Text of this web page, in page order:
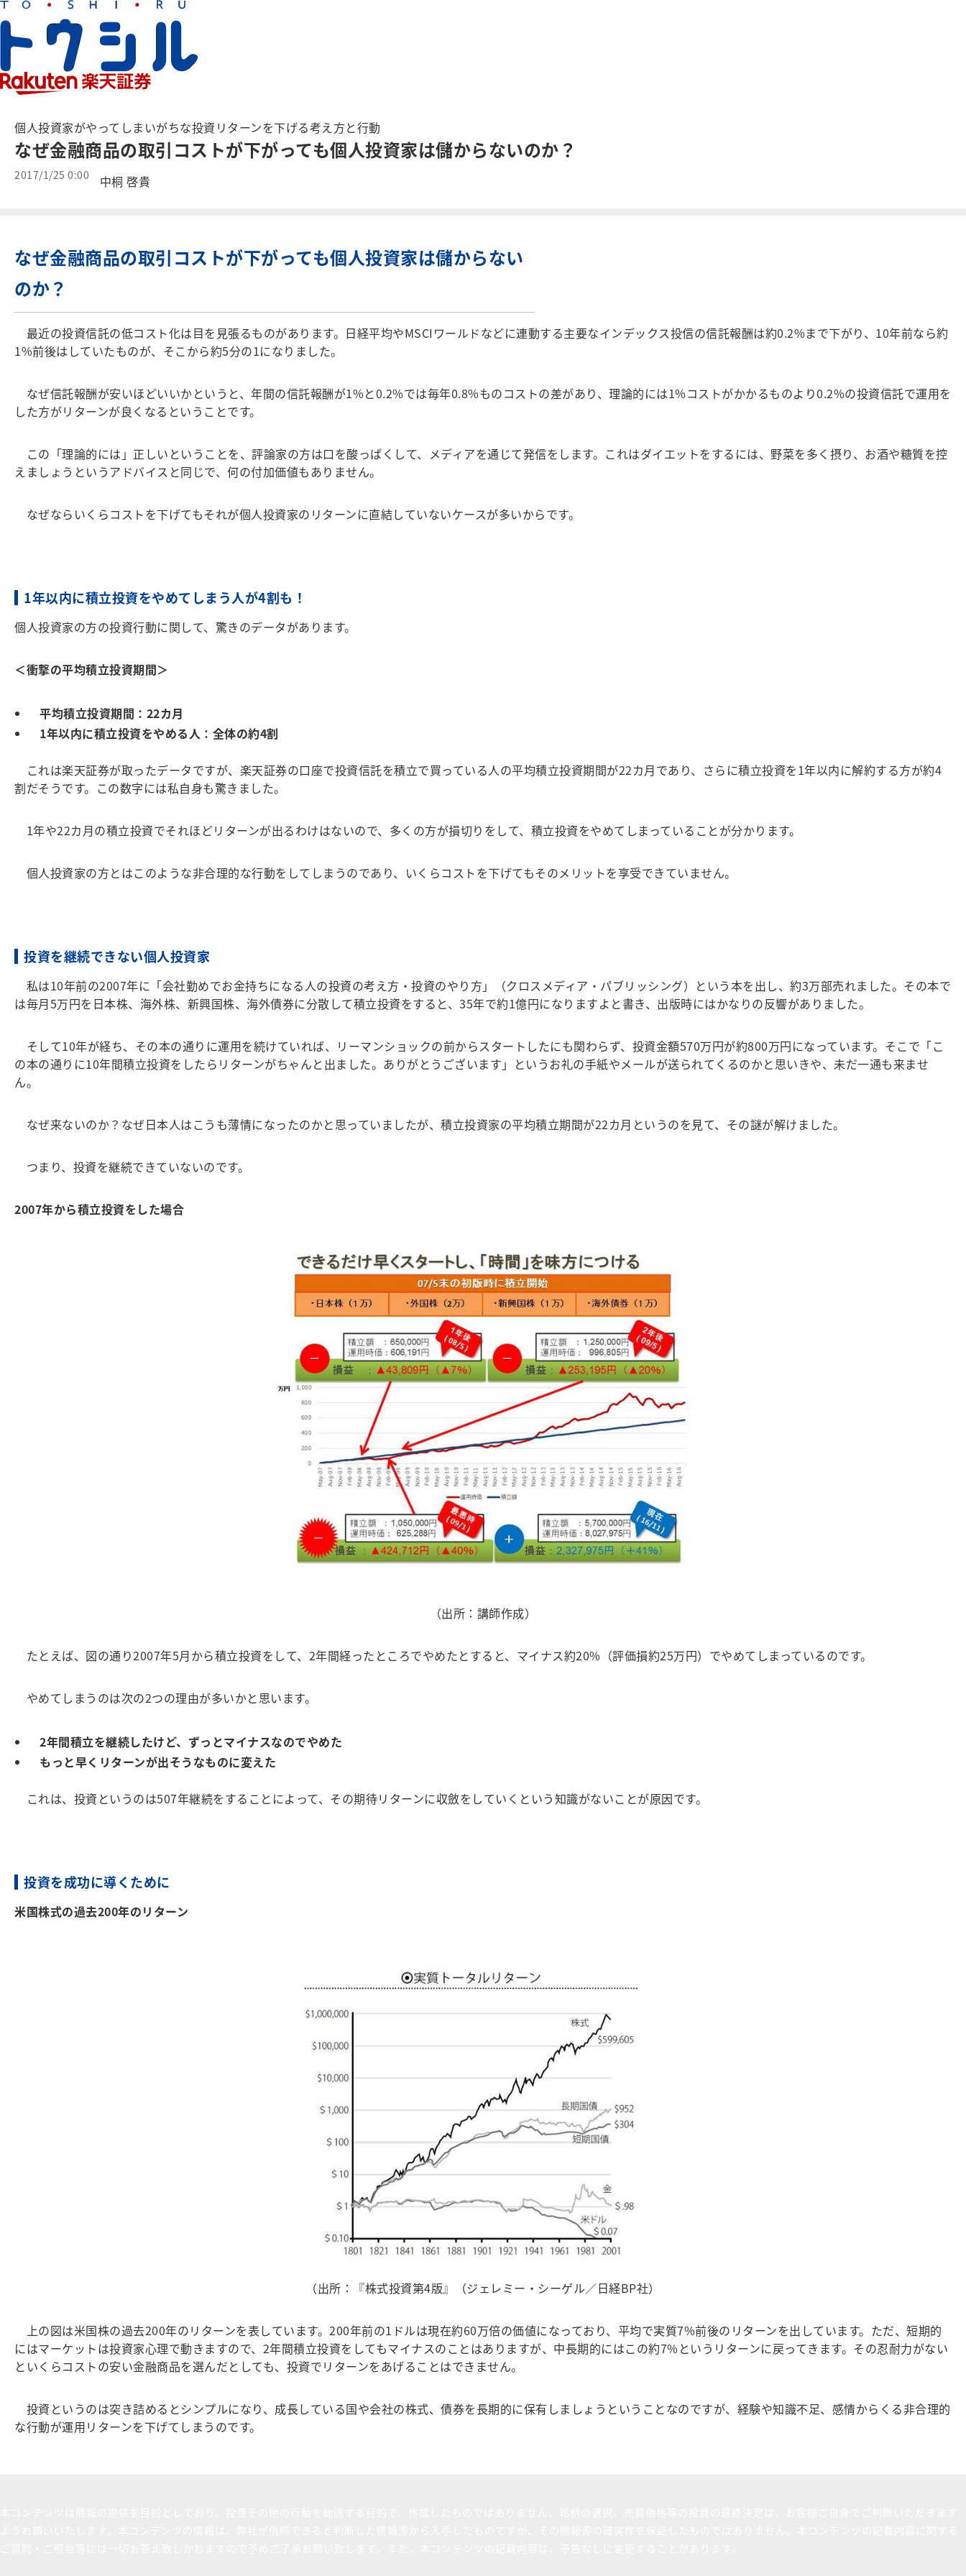
個人投資家がやってしまいがちな投資リターンを下げる考え方と行動
なぜ金融商品の取引コストが下がっても個人投資家は儲からないのか？
2017/1/25 0:00 中桐 啓貴
なぜ金融商品の取引コストが下がっても個人投資家は儲からない
のか？
最近の投資信託の低コスト化は目を見張るものがあります。日経平均やMSCIワールドなどに連動する主要なインデックス投信の信託報酬は約0.2%まで下がり、10年前なら約
1%前後はしていたものが、そこから約5分の1になりました。
なぜ信託報酬が安いほどいいかというと、年間の信託報酬が1%と0.2%では毎年0.8%ものコストの差があり、理論的には1%コストがかかるものより0.2%の投資信託で運用を
した方がリターンが良くなるということです。
この「理論的には」正しいということを、評論家の方は口を酸っぱくして、メディアを通じて発信をします。これはダイエットをするには、野菜を多く摂り、お酒や糖質を控
えましょうというアドバイスと同じで、何の付加価値もありません。
なぜならいくらコストを下げてもそれが個人投資家のリターンに直結していないケースが多いからです。
1年以内に積立投資をやめてしまう人が4割も！
個人投資家の方の投資行動に関して、驚きのデータがあります。
＜衝撃の平均積立投資期間＞
平均積立投資期間：22カ月
1年以内に積立投資をやめる人：全体の約4割
これは楽天証券が取ったデータですが、楽天証券の口座で投資信託を積立で買っている人の平均積立投資期間が22カ月であり、さらに積立投資を1年以内に解約する方が約4
割だそうです。この数字には私自身も驚きました。
1年や22カ月の積立投資でそれほどリターンが出るわけはないので、多くの方が損切りをして、積立投資をやめてしまっていることが分かります。
個人投資家の方とはこのような非合理的な行動をしてしまうのであり、いくらコストを下げてもそのメリットを享受できていません。
投資を継続できない個人投資家
私は10年前の2007年に「会社勤めでお金持ちになる人の投資の考え方・投資のやり方」（クロスメディア・パブリッシング）という本を出し、約3万部売れました。その本で
は毎月5万円を日本株、海外株、新興国株、海外債券に分散して積立投資をすると、35年で約1億円になりますよと書き、出版時にはかなりの反響がありました。
そして10年が経ち、その本の通りに運用を続けていれば、リーマンショックの前からスタートしたにも関わらず、投資金額570万円が約800万円になっています。そこで「こ
の本の通りに10年間積立投資をしたらリターンがちゃんと出ました。ありがとうございます」というお礼の手紙やメールが送られてくるのかと思いきや、未だ一通も来ませ
ん。
なぜ来ないのか？なぜ日本人はこうも薄情になったのかと思っていましたが、積立投資家の平均積立期間が22カ月というのを見て、その謎が解けました。
つまり、投資を継続できていないのです。
2007年から積立投資をした場合
（出所：講師作成）
たとえば、図の通り2007年5月から積立投資をして、2年間経ったところでやめたとすると、マイナス約20%（評価損約25万円）でやめてしまっているのです。
やめてしまうのは次の2つの理由が多いかと思います。
2年間積立を継続したけど、ずっとマイナスなのでやめた
もっと早くリターンが出そうなものに変えた
これは、投資というのは507年継続をすることによって、その期待リターンに収斂をしていくという知識がないことが原因です。
投資を成功に導くために
米国株式の過去200年のリターン
（出所：『株式投資第4版』（ジェレミー・シーゲル／日経BP社）
上の図は米国株の過去200年のリターンを表しています。200年前の1ドルは現在約60万倍の価値になっており、平均で実質7%前後のリターンを出しています。ただ、短期的
にはマーケットは投資家心理で動きますので、2年間積立投資をしてもマイナスのことはありますが、中長期的にはこの約7%というリターンに戻ってきます。その忍耐力がない
といくらコストの安い金融商品を選んだとしても、投資でリターンをあげることはできません。
投資というのは突き詰めるとシンプルになり、成長している国や会社の株式、債券を長期的に保有しましょうということなのですが、経験や知識不足、感情からくる非合理的
な行動が運用リターンを下げてしまうのです。